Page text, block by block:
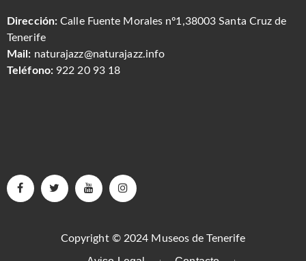
Dirección: Calle Fuente Morales nº1,38003 Santa Cruz de
Tenerife
Mail: naturajazz@naturajazz.info
Teléfono: 922 20 93 18
Copyright © 2024 Museos de Tenerife